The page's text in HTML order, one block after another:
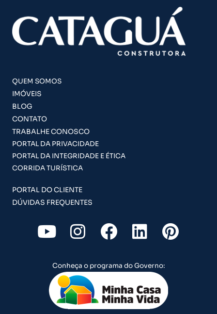
QUEM SOMOS
IMÓVEIS
BLOG
CONTATO
TRABALHE CONOSCO
PORTAL DA PRIVACIDADE
PORTAL DA INTEGRIDADE E ÉTICA
CORRIDA TURÍSTICA
PORTAL DO CLIENTE
DÚVIDAS FREQUENTES
Y
o
u
t
u
I
n
s
t
a
F
a
c
e
b
L
i
n
k
e
P
i
Conheça o programa do Governo: